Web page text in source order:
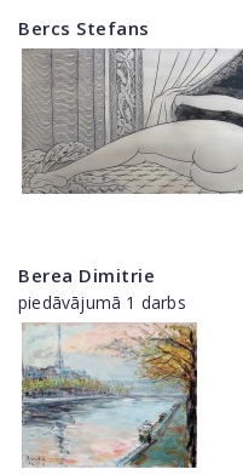
Bercs Stefans
Berea Dimitrie
piedāvājumā 1 darbs